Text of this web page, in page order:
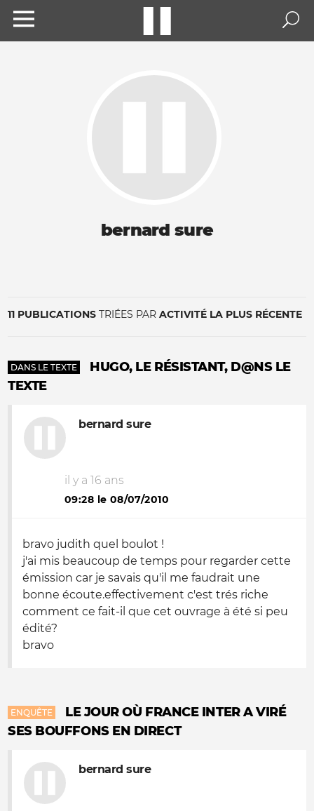
bernard sure
11 PUBLICATIONS TRIÉES PAR ACTIVITÉ LA PLUS RÉCENTE
DANS LE TEXTE
HUGO, LE RÉSISTANT, D@NS LE
TEXTE
bernard sure
il y a 16 ans
09:28 le 08/07/2010
bravo judith quel boulot !
j'ai mis beaucoup de temps pour regarder cette
émission car je savais qu'il me faudrait une
bonne écoute.effectivement c'est trés riche
comment ce fait-il que cet ouvrage à été si peu
édité?
bravo
ENQUÊTE
LE JOUR OÙ FRANCE INTER A VIRÉ
SES BOUFFONS EN DIRECT
bernard sure